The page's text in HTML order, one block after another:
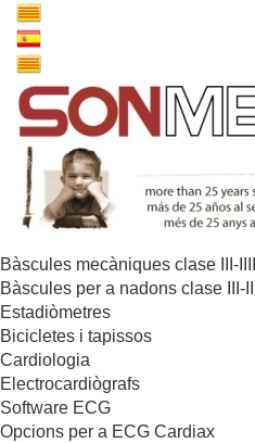
Bàscules mecàniques clase III-IIII
Bàscules per a nadons clase III-IIII
Estadiòmetres
Bicicletes i tapissos
Cardiologia
Electrocardiògrafs
Software ECG
Opcions per a ECG Cardiax